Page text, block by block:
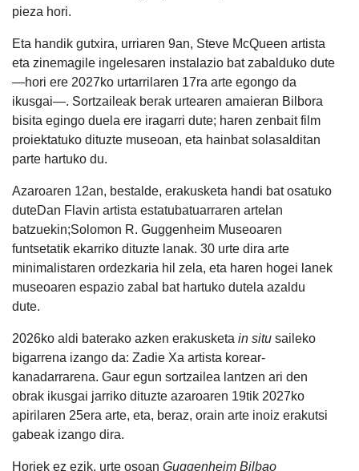
pieza hori.
Eta handik gutxira, urriaren 9an, Steve McQueen artista
eta zinemagile ingelesaren instalazio bat zabalduko dute
—hori ere 2027ko urtarrilaren 17ra arte egongo da
ikusgai—. Sortzaileak berak urtearen amaieran Bilbora
bisita egingo duela ere iragarri dute; haren zenbait film
proiektatuko dituzte museoan, eta hainbat solasalditan
parte hartuko du.
Azaroaren 12an, bestalde, erakusketa handi bat osatuko
duteDan Flavin artista estatubatuarraren artelan
batzuekin;Solomon R. Guggenheim Museoaren
funtsetatik ekarriko dituzte lanak. 30 urte dira arte
minimalistaren ordezkaria hil zela, eta haren hogei lanek
museoaren espazio zabal bat hartuko dutela azaldu
dute.
2026ko aldi baterako azken erakusketa in situ saileko
bigarrena izango da: Zadie Xa artista korear-
kanadarrarena. Gaur egun sortzailea lantzen ari den
obrak ikusgai jarriko dituzte azaroaren 19tik 2027ko
apirilaren 25era arte, eta, beraz, orain arte inoiz erakutsi
gabeak izango dira.
Horiek ez ezik, urte osoan Guggenheim Bilbao